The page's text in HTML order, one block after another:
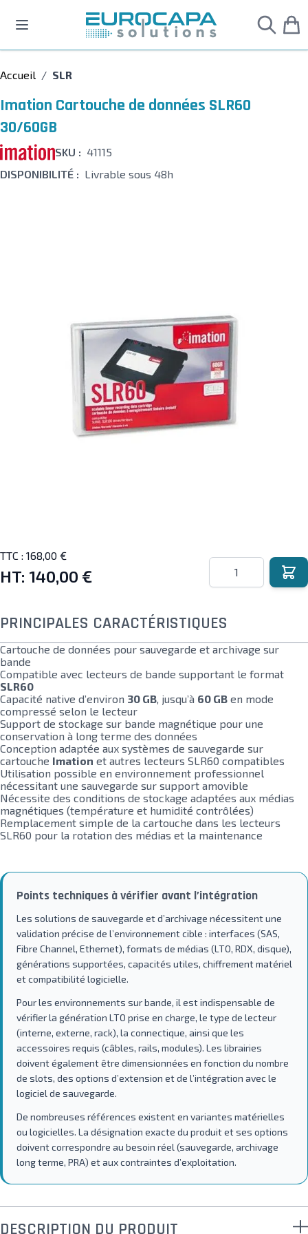
Accueil / SLR
Imation Cartouche de données SLR60
30/60GB
SKU : 41115
DISPONIBILITÉ : Livrable sous 48h
TTC : 168,00 €
HT: 140,00 €
Quantité
PRINCIPALES CARACTÉRISTIQUES
Cartouche de données pour sauvegarde et archivage sur
bande
Compatible avec lecteurs de bande supportant le format
SLR60
Capacité native d’environ 30 GB, jusqu’à 60 GB en mode
compressé selon le lecteur
Support de stockage sur bande magnétique pour une
conservation à long terme des données
Conception adaptée aux systèmes de sauvegarde sur
cartouche Imation et autres lecteurs SLR60 compatibles
Utilisation possible en environnement professionnel
nécessitant une sauvegarde sur support amovible
Nécessite des conditions de stockage adaptées aux médias
magnétiques (température et humidité contrôlées)
Remplacement simple de la cartouche dans les lecteurs
SLR60 pour la rotation des médias et la maintenance
Points techniques à vérifier avant l’intégration
Les solutions de sauvegarde et d’archivage nécessitent une
validation précise de l’environnement cible : interfaces (SAS,
Fibre Channel, Ethernet), formats de médias (LTO, RDX, disque),
générations supportées, capacités utiles, chiffrement matériel
et compatibilité logicielle.
Pour les environnements sur bande, il est indispensable de
vérifier la génération LTO prise en charge, le type de lecteur
(interne, externe, rack), la connectique, ainsi que les
accessoires requis (câbles, rails, modules). Les librairies
doivent également être dimensionnées en fonction du nombre
de slots, des options d’extension et de l’intégration avec le
logiciel de sauvegarde.
De nombreuses références existent en variantes matérielles
ou logicielles. La désignation exacte du produit et ses options
doivent correspondre au besoin réel (sauvegarde, archivage
long terme, PRA) et aux contraintes d’exploitation.
DESCRIPTION DU PRODUIT